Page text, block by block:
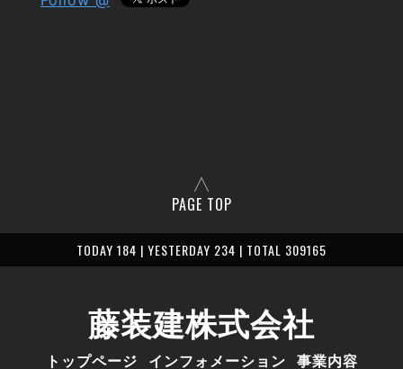
PAGE TOP
TODAY 184 | YESTERDAY 234 | TOTAL 309165
藤装建株式会社
トップページ インフォメーション 事業内容